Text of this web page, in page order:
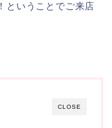
ということでご来店
CLOSE